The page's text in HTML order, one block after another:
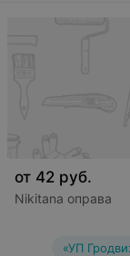
от 42 руб.
Nikitana оправа
«УП